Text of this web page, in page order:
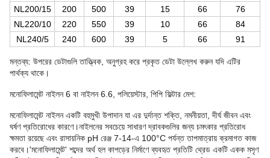
NL200/15
200 500 39 15 66
76
NL220/10
220 550 39 10 66
84
NL240/5
240 600 39 5 66 91
মন্তব্য: উপরের ডেটাগুলি তাত্ত্বিক, অনুগ্রহ করে প্রকৃত ডেটা উল্লেখ করুন যদি এটির
পার্থক্য থাকে।
মনোফিলামেন্ট নাইলন 6 বা নাইলন 6.6, পলিয়েস্টার, পিপি ফিল্টার মেশ:
মনোফিলামেন্ট নাইলন একটি বহুমুখী উপাদান যা এর দুর্দান্ত শক্তি, নমনীয়তা, দীর্ঘ জীবন এবং
ঘর্ষণ প্রতিরোধের কারণে।নাইলনের সবচেয়ে সাধারণ দ্রাবকগুলির জন্য চমৎকার প্রতিরোধ
ক্ষমতা রয়েছে এবং রাসায়নিক pH রেঞ্জ 7-14-এ 100°C পর্যন্ত তাপমাত্রায় ক্রমাগত কাজ
করবে।'মনোফিলামেন্ট' শব্দের অর্থ হল কাপড়ের নির্মাণে ব্যবহৃত প্রতিটি থ্রেড একটি একক মসৃণ